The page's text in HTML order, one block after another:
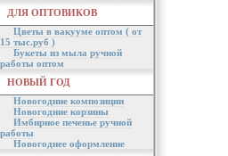
ДЛЯ ОПТОВИКОВ
Цветы в вакууме оптом ( от
15 тыс.руб )
Букеты из мыла ручной
работы оптом
НОВЫЙ ГОД
Новогодние композиции
Новогодние корзины
Имбирное печенье ручной
работы
Новогоднее оформление